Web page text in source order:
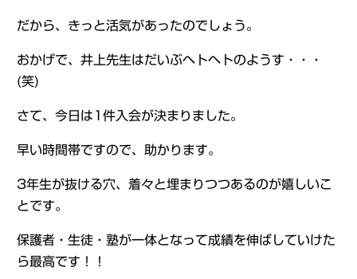
だから、きっと活気があったのでしょう。
おかげで、井上先生はだいぶヘトヘトのようす・・・
(笑)
さて、今日は1件入会が決まりました。
早い時間帯ですので、助かります。
3年生が抜ける穴、着々と埋まりつつあるのが嬉しいこ
とです。
保護者・生徒・塾が一体となって成績を伸ばしていけた
ら最高です！！